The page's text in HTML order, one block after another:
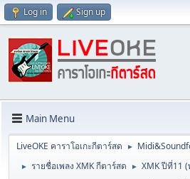
Log in Sign up
Main Menu
LiveOKE คาราโอเกะกีตาร์สด ►
► รายชื่อเพลง XMK กีตาร์สด ► XMK ปีที่11